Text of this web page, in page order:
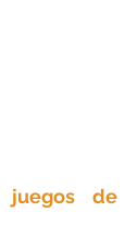
juegos de